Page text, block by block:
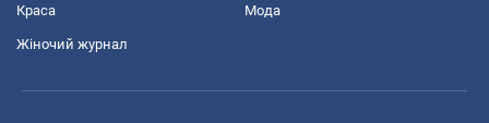
Краса Мода
Жіночий журнал